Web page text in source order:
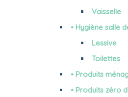
Vaisselle
• Hygiène salle
Lessive
Toilettes
• Produits
• Produits zéro